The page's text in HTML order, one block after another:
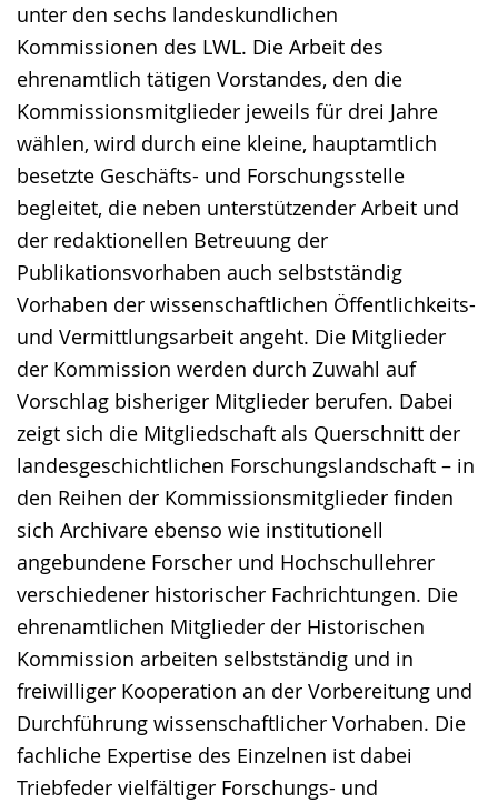
unter den sechs landeskundlichen
Kommissionen des LWL. Die Arbeit des
ehrenamtlich tätigen Vorstandes, den die
Kommissionsmitglieder jeweils für drei Jahre
wählen, wird durch eine kleine, hauptamtlich
besetzte Geschäfts- und Forschungsstelle
begleitet, die neben unterstützender Arbeit und
der redaktionellen Betreuung der
Publikationsvorhaben auch selbstständig
Vorhaben der wissenschaftlichen Öffentlichkeits-
und Vermittlungsarbeit angeht. Die Mitglieder
der Kommission werden durch Zuwahl auf
Vorschlag bisheriger Mitglieder berufen. Dabei
zeigt sich die Mitgliedschaft als Querschnitt der
landesgeschichtlichen Forschungslandschaft – in
den Reihen der Kommissionsmitglieder finden
sich Archivare ebenso wie institutionell
angebundene Forscher und Hochschullehrer
verschiedener historischer Fachrichtungen. Die
ehrenamtlichen Mitglieder der Historischen
Kommission arbeiten selbstständig und in
freiwilliger Kooperation an der Vorbereitung und
Durchführung wissenschaftlicher Vorhaben. Die
fachliche Expertise des Einzelnen ist dabei
Triebfeder vielfältiger Forschungs- und